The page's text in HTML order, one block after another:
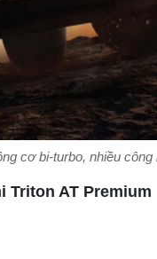
cơ bi-turbo, nhiều công
Triton AT Premium